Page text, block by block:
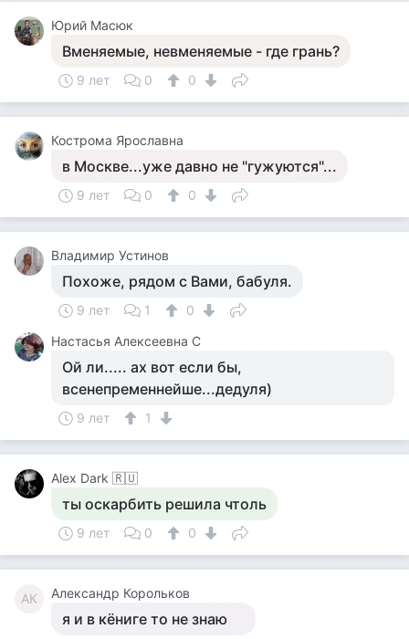
Юрий Масюк
Вменяемые, невменяемые - где грань?
9 лет 0 0
Кострома Ярославна
в Москве...уже давно не "гужуются"...
9 лет 0 0
Владимир Устинов
Похоже, рядом с Вами, бабуля.
9 лет 1
0
Настасья Алексеевна С
Ой ли..... ах вот если бы,
всенепременнейше...дедуля)
9 лет 1
Alex Dark 🇷🇺
ты оскарбить решила чтоль
9 лет 0 0
АК Александр Корольков
я и в кёниге то не знаю